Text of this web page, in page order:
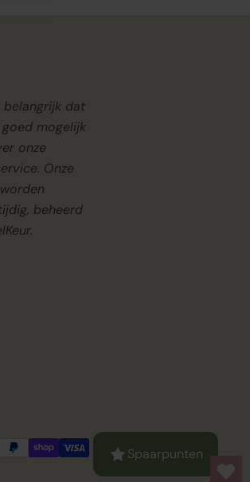
belangrijk dat
mogelijk
onze
Onze
beheerd
Spaarpunten